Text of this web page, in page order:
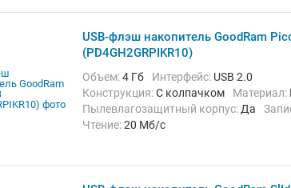
USB-флэш накопитель GoodRam
(PD4GH2GRPIKR10)
Объем:4 Гб Интерфейс: USB 2.0
Конструкция:С колпачком Материал:
Пылевлагозащитный корпус: Да
Чтение:20 Мб/с